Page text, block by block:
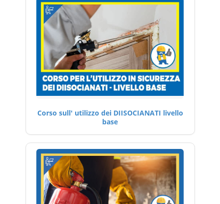
Corso sull' utilizzo dei DIISOCIANATI livello
base